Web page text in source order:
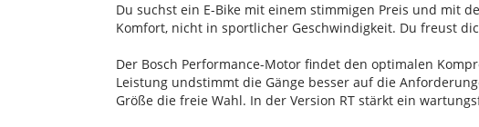
Du suchst ein E-Bike mit einem stimmigen Preis und mit
Komfort, nicht in sportlicher Geschwindigkeit. Du freust
Der Bosch Performance-Motor findet den optimalen
Leistung undstimmt die Gänge besser auf die
Größe die freie Wahl. In der Version RT stärkt ein